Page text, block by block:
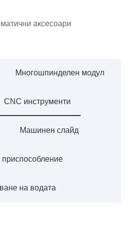
аксесоари
Многошпинделен модул
CNC инструменти
Машинен слайд
на водата